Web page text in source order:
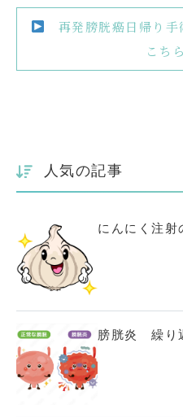
再発膀胱癌日帰り
こち
人気の記事
にんにく注射
膀胱炎 繰り